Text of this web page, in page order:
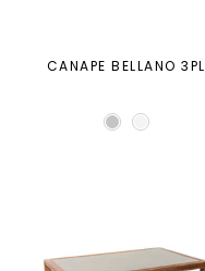
CANAPE BELLANO 3PL